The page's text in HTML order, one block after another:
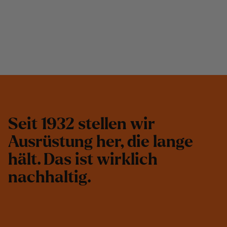
Seit 1932 stellen wir
Ausrüstung her, die lange
hält. Das ist wirklich
nachhaltig.